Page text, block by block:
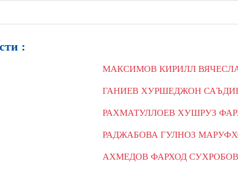
:
МАКСИМОВ КИРИЛЛ
ГАНИЕВ ХУРШЕДЖОН
РАХМАТУЛЛОЕВ ХУШРУЗ
РАДЖАБОВА ГУЛНОЗ
АХМЕДОВ ФАРХОД